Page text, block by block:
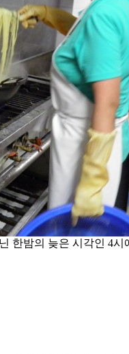
한밤의 늦은 시각인 4